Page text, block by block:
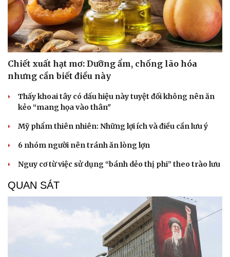
Du lịch
Tư vấn
Săn Tour
check-in
Podcast
Câu chuyện thời sự
Đọc truyện đêm khuya
Kể chuyện cho bé
Hạt giống tâm hồn
Chiết xuất hạt mơ: Dưỡng ẩm, chống lão hóa
nhưng cần biết điều này
Thấy khoai tây có dấu hiệu này tuyệt đối không nên ăn
kẻo “mang họa vào thân"
Mỹ phẩm thiên nhiên: Những lợi ích và điều cần lưu ý
6 nhóm người nên tránh ăn lòng lợn
Nguy cơ từ việc sử dụng “bánh dẻo thị phi” theo trào lưu
QUAN SÁT